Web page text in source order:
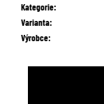
Kategorie:
Varianta:
Výrobce: